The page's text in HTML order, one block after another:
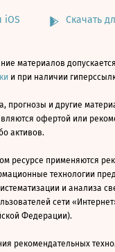
iOS Скачать
материалов
и при наличии
прогнозы и другие
офертой или
активов.
ресурсе применяются
технологии
и анализа
сети
Федерации).
рекомендательных